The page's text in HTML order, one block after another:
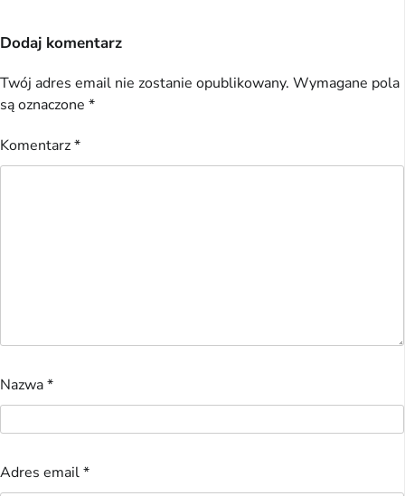
Dodaj komentarz
Twój adres email nie zostanie opublikowany. Wymagane pola
są oznaczone *
Komentarz*
Nazwa*
Adres email*